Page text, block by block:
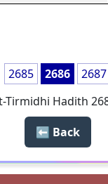
2685 2686
2687
Tirmidhi Hadith
Back ⬅️